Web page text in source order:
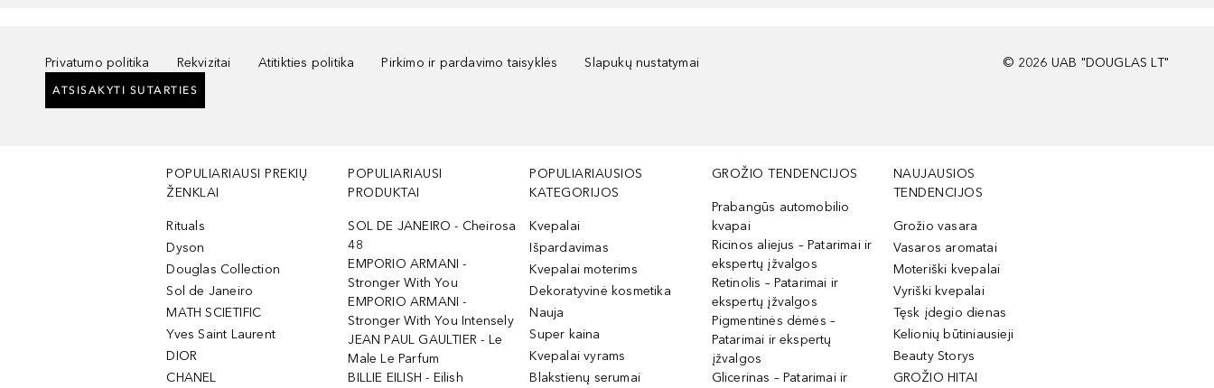
Privatumo politika Rekvizitai Atitikties politika Pirkimo ir pardavimo taisyklės Slapukų nustatymai
ATSISAKYTI SUTARTIES
© 2026 UAB "DOUGLAS LT"
POPULIARIAUSI PREKIŲ
ŽENKLAI
Rituals
Dyson
Douglas Collection
Sol de Janeiro
MATH SCIETIFIC
Yves Saint Laurent
DIOR
CHANEL
POPULIARIAUSI
PRODUKTAI
SOL DE JANEIRO - Cheirosa
48
EMPORIO ARMANI -
Stronger With You
EMPORIO ARMANI -
Stronger With You Intensely
JEAN PAUL GAULTIER - Le
Male Le Parfum
BILLIE EILISH - Eilish
POPULIARIAUSIOS
KATEGORIJOS
Kvepalai
Išpardavimas
Kvepalai moterims
Dekoratyvinė kosmetika
Nauja
Super kaina
Kvepalai vyrams
Blakstienų serumai
GROŽIO TENDENCIJOS
Prabangūs automobilio
kvapai
Ricinos aliejus – Patarimai ir
ekspertų įžvalgos
Retinolis – Patarimai ir
ekspertų įžvalgos
Pigmentinės dėmės –
Patarimai ir ekspertų
įžvalgos
Glicerinas – Patarimai ir
NAUJAUSIOS
TENDENCIJOS
Grožio vasara
Vasaros aromatai
Moteriški kvepalai
Vyriški kvepalai
Tęsk įdegio dienas
Kelionių būtiniausieji
Beauty Storys
GROŽIO HITAI